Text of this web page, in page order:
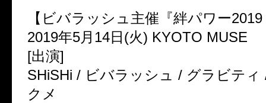
【ビバラッシュ主催『絆パワー
2019年5月 14日 (火) KYOTO MUSE
[出演]
SHiSHi / ビバラッシュ / グラビティ
クメ